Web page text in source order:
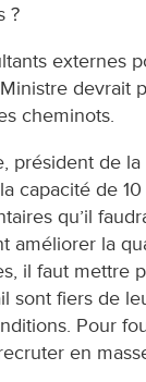
?
externes
devrait
cheminots.
président de
capacité de
qu’il
améliorer la
il faut mettre
sont fiers de
Pour
en